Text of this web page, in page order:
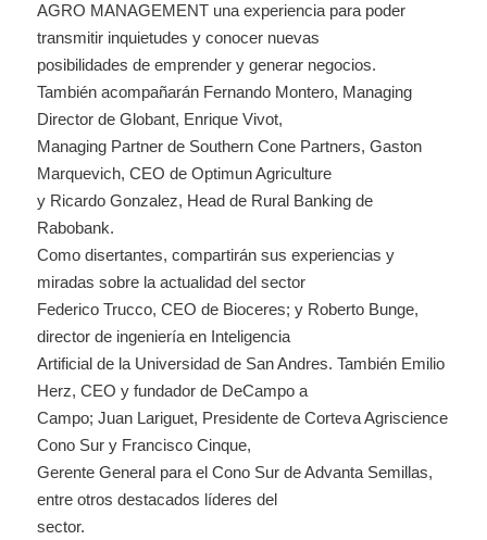
AGRO MANAGEMENT una experiencia para poder
transmitir inquietudes y conocer nuevas
posibilidades de emprender y generar negocios.
También acompañarán Fernando Montero, Managing
Director de Globant, Enrique Vivot,
Managing Partner de Southern Cone Partners, Gaston
Marquevich, CEO de Optimun Agriculture
y Ricardo Gonzalez, Head de Rural Banking de
Rabobank.
Como disertantes, compartirán sus experiencias y
miradas sobre la actualidad del sector
Federico Trucco, CEO de Bioceres; y Roberto Bunge,
director de ingeniería en Inteligencia
Artificial de la Universidad de San Andres. También Emilio
Herz, CEO y fundador de DeCampo a
Campo; Juan Lariguet, Presidente de Corteva Agriscience
Cono Sur y Francisco Cinque,
Gerente General para el Cono Sur de Advanta Semillas,
entre otros destacados líderes del
sector.